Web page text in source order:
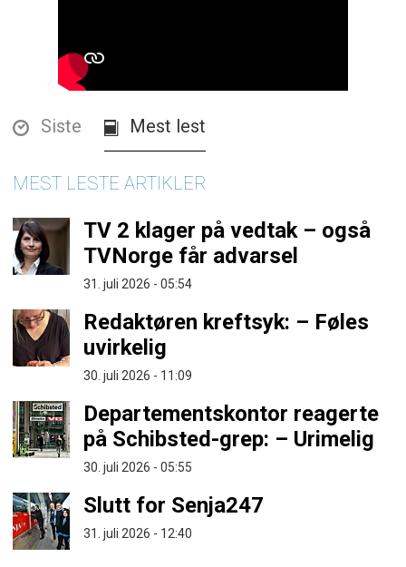
Siste Mest lest
MEST LESTE ARTIKLER
TV 2 klager på vedtak – også
TVNorge får advarsel
31. juli 2026 - 05:54
Redaktøren kreftsyk: – Føles
uvirkelig
30. juli 2026 - 11:09
Departementskontor reagerte
på Schibsted-grep: – Urimelig
30. juli 2026 - 05:55
Slutt for Senja247
31. juli 2026 - 12:40